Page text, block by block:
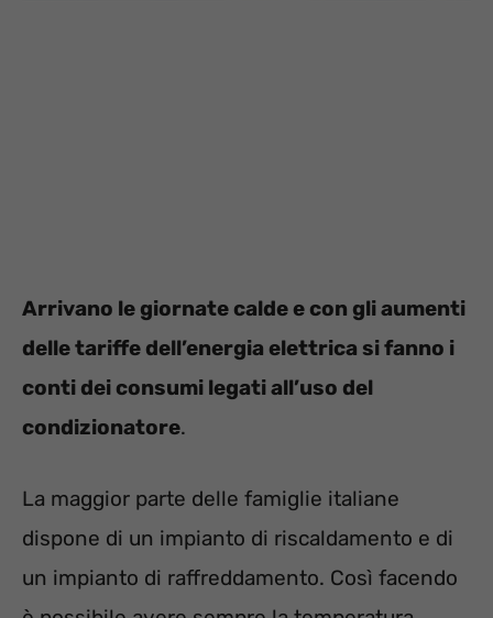
Arrivano le giornate calde e con gli aumenti
delle tariffe dell’energia elettrica si fanno i
conti dei consumi legati all’uso del
condizionatore.
La maggior parte delle famiglie italiane
dispone di un impianto di riscaldamento e di
un impianto di raffreddamento. Così facendo